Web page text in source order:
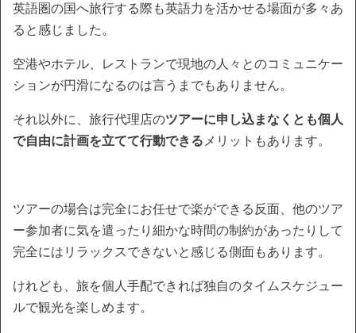
英語圏の国へ旅行する際も英語力を活かせる場面が多々あ
ると感じました。
空港やホテル、レストランで現地の人々とのコミュニケー
ションが円滑になるのは言うまでもありません。
それ以外に、旅行代理店のツアーに申し込まなくとも個人
で自由に計画を立てて行動できる メリットもあります。
ツアーの場合は完全にお任せで楽ができる反面、他のツア
ー参加者に気を遣ったり細かな時間の制約があったりして
完全にはリラックスできないと感じる側面もあります。
けれども、旅を個人手配できれば独自のタイムスケジュー
ルで観光を楽しめます。